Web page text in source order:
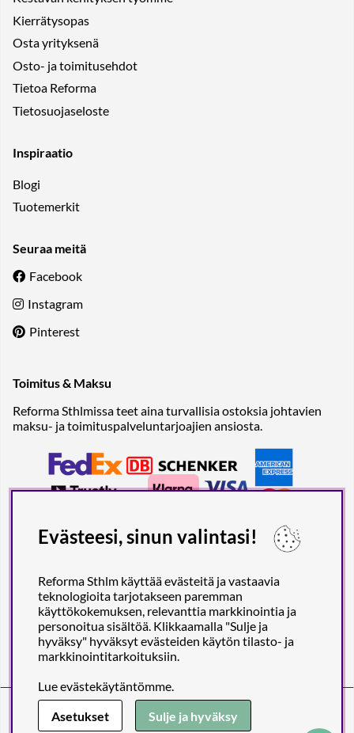
Kierrätysopas
Osta yrityksenä
Osto- ja toimitusehdot
Tietoa Reforma
Tietosuojaseloste
Inspiraatio
Blogi
Tuotemerkit
Seuraa meitä
Facebook
Instagram
Pinterest
Toimitus & Maksu
Reforma Sthlmissa teet aina turvallisia ostoksia johtavien
maksu- ja toimituspalveluntarjoajien ansiosta.
Reforma Sthlm AB (org. no. 556849-2606)
Engelbrektsgatan 29
(Note! Postal address only), SE-114 32
STOCKHOLM, Sweden
Evästeesi, sinun valintasi!
Reforma Sthlm käyttää evästeitä ja vastaavia
teknologioita tarjotakseen paremman
käyttökokemuksen, relevanttia markkinointia ja
personoitua sisältöä. Klikkaamalla "Sulje ja
hyväksy" hyväksyt evästeiden käytön tilasto- ja
markkinointitarkoituksiin.
Lueevästekäytäntömme.
Asetukset
Sulje ja hyväksy